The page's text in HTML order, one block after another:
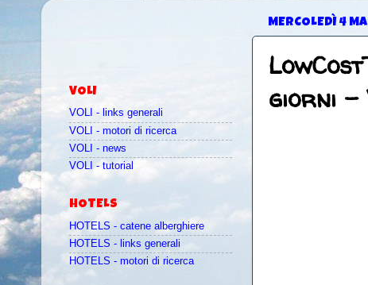
MERCOLEDÌ 4
giorni -
VOLI
VOLI - links generali
VOLI - motori di ricerca
VOLI - news
VOLI - tutorial
HOTELS
HOTELS - catene alberghiere
HOTELS - links generali
HOTELS - motori di ricerca